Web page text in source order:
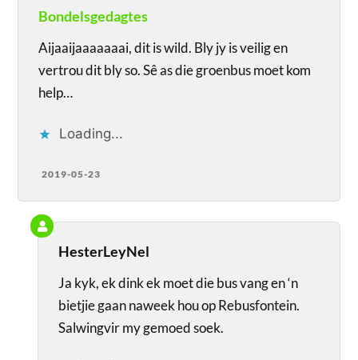
Bondelsgedagtes
Aijaaijaaaaaaai, dit is wild. Bly jy is veilig en
vertrou dit bly so. Sê as die groenbus moet kom
help…
Loading...
2019-05-23
HesterLeyNel
Ja kyk, ek dink ek moet die bus vang en ‘n
bietjie gaan naweek hou op Rebusfontein.
Salwingvir my gemoed soek.